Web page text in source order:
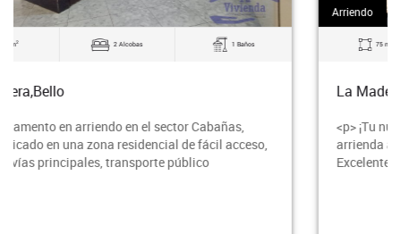
Arriendo
75 m2 3 Alcobas
La Madera,Bello
<p> ¡Tu nuevo hogar te espera en el sector Cabañas! Se
arrienda amplio apartamento de 75 m² con 3 alcobas.
Excelente ubicación, espacios cómodos y lis